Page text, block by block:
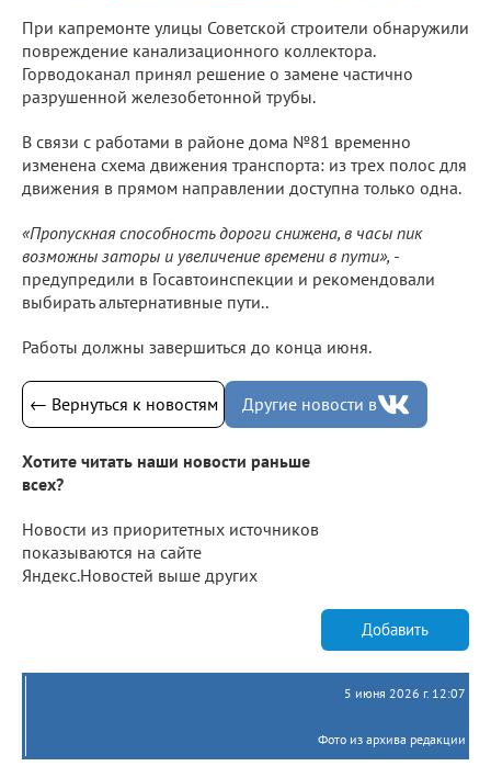
При капремонте улицы Советской строители обнаружили
повреждение канализационного коллектора.
Горводоканал принял решение о замене частично
разрушенной железобетонной трубы.
В связи с работами в районе дома №81 временно
изменена схема движения транспорта: из трех полос для
движения в прямом направлении доступна только одна.
«Пропускная способность дороги снижена, в часы пик
возможны заторы и увеличение времени в пути», -
предупредили в Госавтоинспекции и рекомендовали
выбирать альтернативные пути..
Работы должны завершиться до конца июня.
← Вернуться к новостям Другие новости в
Хотите читать наши новости раньше
всех?
Новости из приоритетных источников
показываются на сайте
Яндекс.Новостей выше других
Добавить
5 июня 2026 г. 12:07
Фото из архива редакции